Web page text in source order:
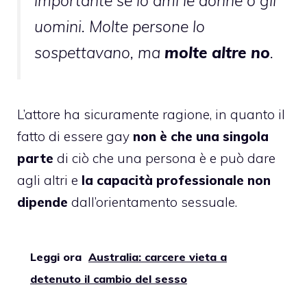
uomini. Molte persone lo
sospettavano, ma molte altre no.
L’attore ha sicuramente ragione, in quanto il
fatto di essere gay non è che una singola
parte di ciò che una persona è e può dare
agli altri e la capacità professionale non
dipende dall’orientamento sessuale.
Leggi ora Australia: carcere vieta a
detenuto il cambio del sesso